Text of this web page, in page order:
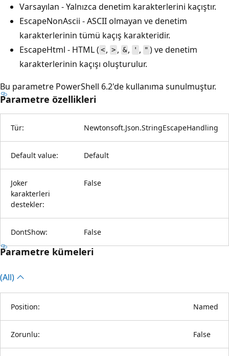
Varsayılan - Yalnızca denetim karakterlerini kaçıştır.
EscapeNonAscii - ASCII olmayan ve denetim
karakterlerinin tümü kaçış karakteridir.
EscapeHtml - HTML ( < ,>, & , ' , " ) ve denetim
karakterlerinin kaçışı oluşturulur.
Bu parametre PowerShell 6.2'de kullanıma sunulmuştur.
Parametre özellikleri
Tür: Newtonsoft.Json.StringEscapeHandling
Default value: Default
Joker
karakterleri
destekler:
False
DontShow: False
Parametre kümeleri
(All)
Position: Named
Zorunlu: False